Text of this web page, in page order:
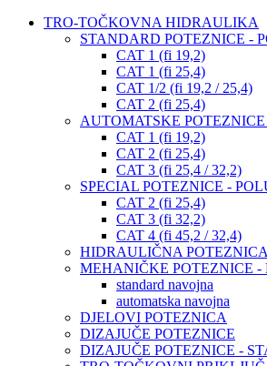
TRO-TOČKOVNA HIDRAULIKA
STANDARD POTEZNICE -
CAT 1 (fi 19,2)
CAT 1 (fi 25,4)
CAT 1/2 (fi 19,2 / 25,4)
CAT 2 (fi 25,4)
AUTOMATSKE
CAT 1 (fi 19,2)
CAT 2 (fi 25,4)
CAT 3 (fi 25,4 / 32,2)
SPECIAL POTEZNICE -
CAT 2 (fi 25,4)
CAT 3 (fi 32,2)
CAT 4 (fi 45,2 / 32,4)
HIDRAULIČNA
MEHANIČKE POTEZNICE -
standard navojna
automatska navojna
DJELOVI POTEZNICA
DIZAJUČE POTEZNICE
DIZAJUČE POTEZNICE -